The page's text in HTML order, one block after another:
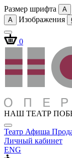
Размер шрифта A
A
Изображения
0
НАШ ТЕАТР
Театр Афиша
Личный кабинет
ENG